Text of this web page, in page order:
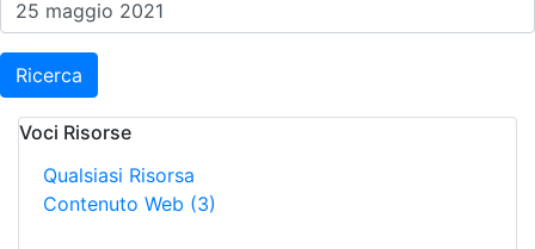
Ricerca
Voci Risorse
Qualsiasi Risorsa
Contenuto Web (3)